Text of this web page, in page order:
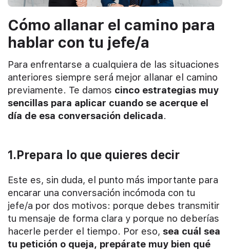
Cómo allanar el camino para
hablar con tu jefe/a
Para enfrentarse a cualquiera de las situaciones
anteriores siempre será mejor allanar el camino
previamente. Te damos cinco estrategias muy
sencillas para aplicar cuando se acerque el
día de esa conversación delicada.
1.Prepara lo que quieres decir
Este es, sin duda, el punto más importante para
encarar una conversación incómoda con tu
jefe/a por dos motivos: porque debes transmitir
tu mensaje de forma clara y porque no deberías
hacerle perder el tiempo. Por eso, sea cuál sea
tu petición o queja, prepárate muy bien qué